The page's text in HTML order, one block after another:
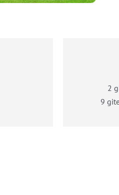
2
9